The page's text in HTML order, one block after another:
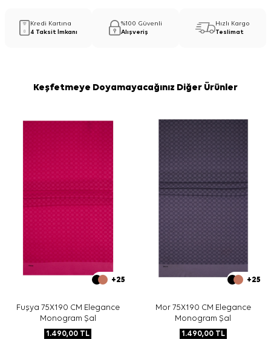
Kredi Kartına
4 Taksit İmkanı
%100 Güvenli
Alışveriş
Hızlı Kargo
Teslimat
Keşfetmeye Doyamayacağınız Diğer Ürünler
+25
Fuşya 75X190 CM Elegance
Monogram Şal
1.490,00 TL
+25
Mor 75X190 CM Elegance
Monogram Şal
1.490,00TL